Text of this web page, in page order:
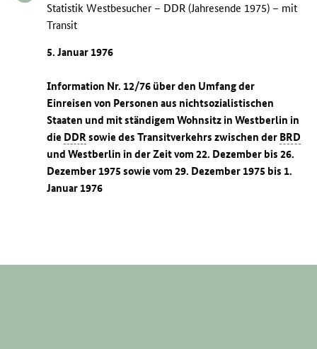
Statistik Westbesucher – DDR (Jahresende 1975) – mit
Transit
5. Januar 1976
Information Nr. 12/76 über den Umfang der
Einreisen von Personen aus nichtsozialistischen
Staaten und mit ständigem Wohnsitz in Westberlin in
die DDRsowie des Transitverkehrs zwischen der BRD
und Westberlin in der Zeit vom 22. Dezember bis 26.
Dezember 1975 sowie vom 29. Dezember 1975 bis 1.
Januar 1976